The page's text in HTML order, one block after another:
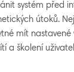
systém před
útoků.
mít
a školení